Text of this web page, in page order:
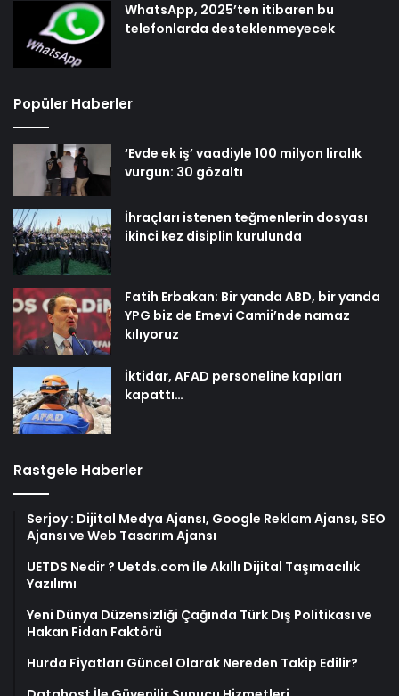
WhatsApp, 2025’ten itibaren bu
telefonlarda desteklenmeyecek
Popüler Haberler
‘Evde ek iş’ vaadiyle 100 milyon liralık
vurgun: 30 gözaltı
İhraçları istenen teğmenlerin dosyası
ikinci kez disiplin kurulunda
Fatih Erbakan: Bir yanda ABD, bir yanda
YPG biz de Emevi Camii’nde namaz
kılıyoruz
İktidar, AFAD personeline kapıları
kapattı…
Rastgele Haberler
Serjoy : Dijital Medya Ajansı, Google Reklam Ajansı, SEO
Ajansı ve Web Tasarım Ajansı
UETDS Nedir ? Uetds.com İle Akıllı Dijital Taşımacılık
Yazılımı
Yeni Dünya Düzensizliği Çağında Türk Dış Politikası ve
Hakan Fidan Faktörü
Hurda Fiyatları Güncel Olarak Nereden Takip Edilir?